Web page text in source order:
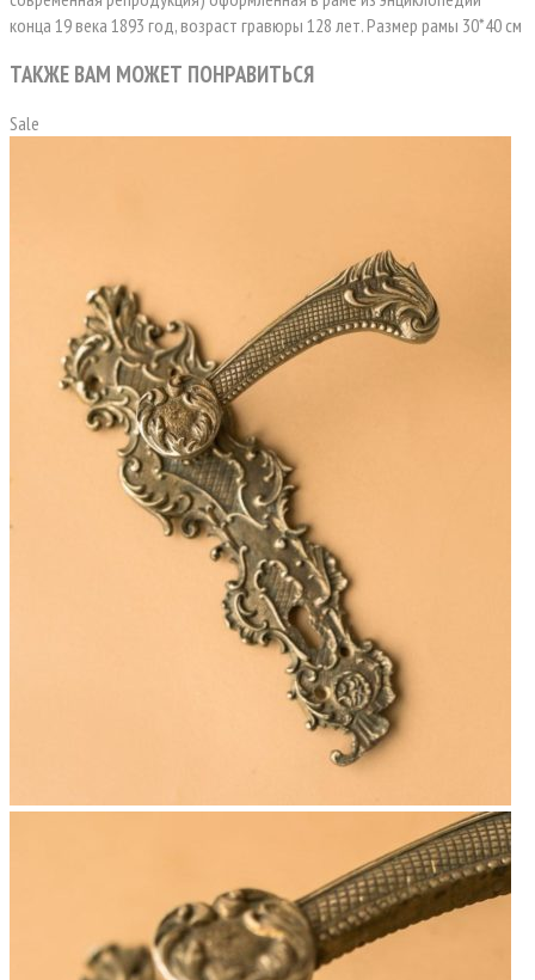
конца 19 века 1893 год, возраст гравюры 128 лет. Размер рамы 30*40 см
ТАКЖЕ ВАМ МОЖЕТ ПОНРАВИТЬСЯ
Sale